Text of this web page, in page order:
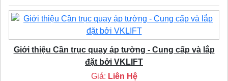
Giới thiệu Cần trục quay áp tường - Cung cấp và lắp
đặt bởi VKLIFT
Giá: Liên Hệ